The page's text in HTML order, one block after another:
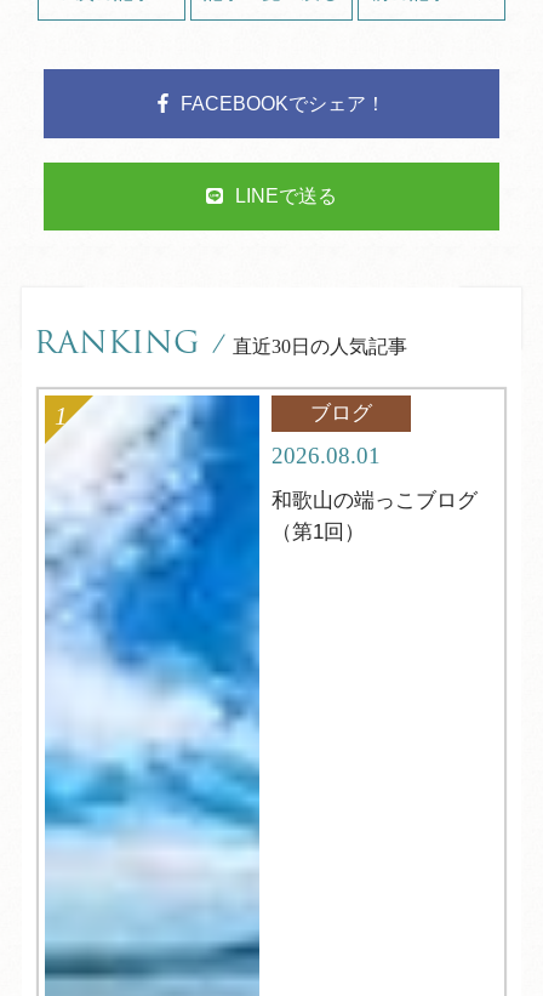
FACEBOOKでシェア！
LINEで送る
RANKING / 直近30日の人気記事
ブログ
2026.08.01
和歌山の端っこブログ
（第1回）